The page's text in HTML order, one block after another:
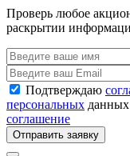
Проверь любое
раскрытии
Подтверждаю
персональных
соглашение
Отправить заявку